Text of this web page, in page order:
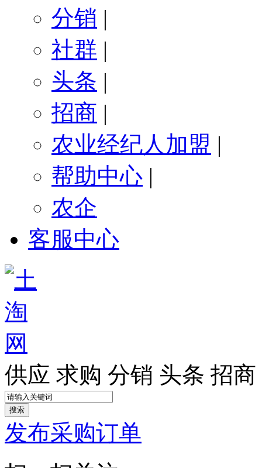
分销 |
社群 |
头条 |
招商 |
农业经纪人加盟 |
帮助中心 |
农企
客服中心
供应 求购 分销 头条 招商
搜索
发布采购订单